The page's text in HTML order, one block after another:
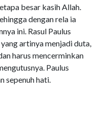
besar kasih Allah.
dengan rela ia
ini. Rasul Paulus
artinya menjadi duta,
harus mencerminkan
Paulus
sepenuh hati.